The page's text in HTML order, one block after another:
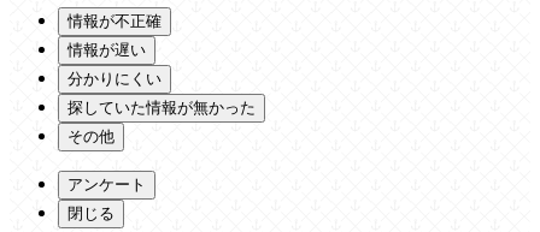
情報が不正確
情報が遅い
分かりにくい
探していた情報が無かった
その他
アンケート
閉じる